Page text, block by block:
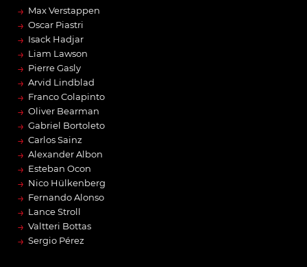
→ Max Verstappen
→ Oscar Piastri
→ Isack Hadjar
→ Liam Lawson
→ Pierre Gasly
→ Arvid Lindblad
→ Franco Colapinto
→ Oliver Bearman
→ Gabriel Bortoleto
→ Carlos Sainz
→ Alexander Albon
→ Esteban Ocon
→ Nico Hülkenberg
→ Fernando Alonso
→ Lance Stroll
→ Valtteri Bottas
→ Sergio Pérez